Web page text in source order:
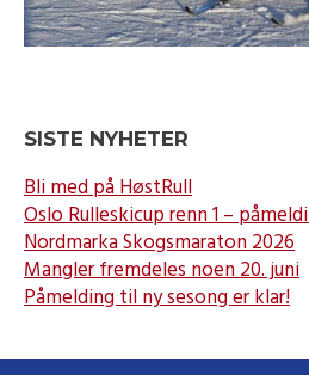
SISTE NYHETER
Bli med på HøstRull
Oslo Rulleskicup renn 1 –
Nordmarka Skogsmaraton 2026
Mangler fremdeles noen 20. juni
Påmelding til ny sesong er klar!